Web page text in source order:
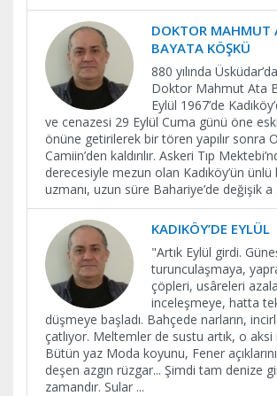
DOKTOR MAHMUT
BAYATA KÖŞKÜ
880 yılında
Doktor Mahmut Ata
Eylül 1967’de
ve cenazesi 29 Eylül Cuma günü öne
önüne getirilerek bir tören yapılır sonra
Camiin’den kaldırılır. Askeri Tıp
derecesiyle mezun olan Kadıköy’ün ünlü
uzmanı, uzun süre Bahariye’de değişik a
KADIKÖY’DE EYLÜL
"Artık Eylül girdi.
turunculaşmaya,
çöpleri, usâreleri
inceleşmeye, hatta
düşmeye başladı. Bahçede narların,
çatlıyor. Meltemler de sustu artık, o
Bütün yaz Moda koyunu, Fener açıklarını
deşen azgın rüzgar... Şimdi tam denize
zamandır. Sular ...